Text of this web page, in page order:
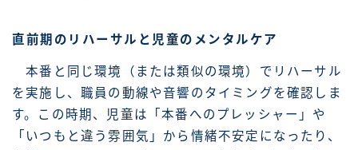
直前期のリハーサルと児童のメンタルケア
本番と同じ環境（または類似の環境）でリハーサル
を実施し、職員の動線や音響のタイミングを確認しま
す。この時期、児童は「本番へのプレッシャー」や
「いつもと違う雰囲気」から情緒不安定になったり、